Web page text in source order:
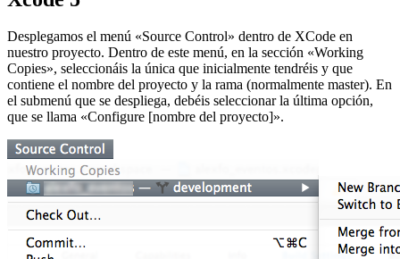
Desplegamos el menú «Source Control» dentro de XCode en
nuestro proyecto. Dentro de este menú, en la sección «Working
Copies», seleccionáis la única que inicialmente tendréis y que
contiene el nombre del proyecto y la rama (normalmente master). En
el submenú que se despliega, debéis seleccionar la última opción,
que se llama «Configure [nombre del proyecto]».